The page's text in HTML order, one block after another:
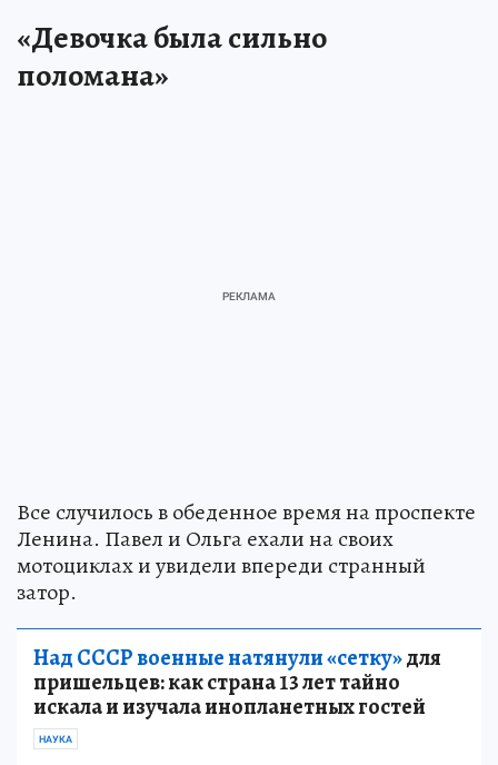
«Девочка была сильно
поломана»
Все случилось в обеденное время на проспекте
Ленина. Павел и Ольга ехали на своих
мотоциклах и увидели впереди странный
затор.
Над СССР военные натянули «сетку»для
пришельцев: как страна 13 лет тайно
искала и изучала инопланетных гостей
НАУКА